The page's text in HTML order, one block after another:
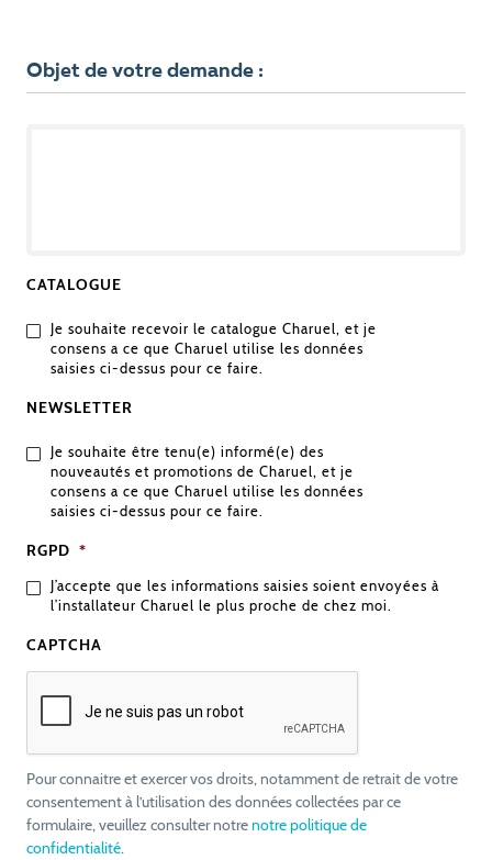
Objet de votre demande :
CATALOGUE
Je souhaite recevoir le catalogue Charuel, et je
consens a ce que Charuel utilise les données
saisies ci-dessus pour ce faire.
NEWSLETTER
Je souhaite être tenu(e) informé(e) des
nouveautés et promotions de Charuel, et je
consens a ce que Charuel utilise les données
saisies ci-dessus pour ce faire.
RGPD *
J’accepte que les informations saisies soient envoyées à
l’installateur Charuel le plus proche de chez moi.
CAPTCHA
Pour connaitre et exercer vos droits, notamment de retrait de votre
consentement à l’utilisation des données collectées par ce
formulaire, veuillez consulter notrenotre politique de
confidentialité.